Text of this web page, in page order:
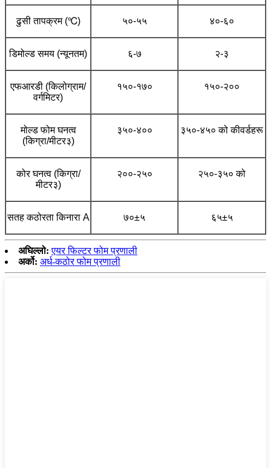
ढुसी तापक्रम (℃) ५०-५५ ४०-६०
डिमोल्ड समय (न्यूनतम) ६-७ २-३
एफआरडी (किलोग्राम/
वर्गमिटर)
१५०-१७० १५०-२००
मोल्ड फोम घनत्व
(किग्रा/मीटर३)
३५०-४०० ३५०-४५० को कीवर्डहरू
कोर घनत्व (किग्रा/
मीटर३)
२००-२५० २५०-३५० को
सतह कठोरता किनारा A ७०±५ ६५±५
अघिल्लो: एयर फिल्टर फोम प्रणाली
अर्को: अर्ध-कठोर फोम प्रणाली